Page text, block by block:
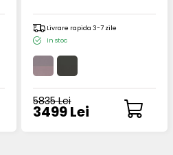
Livrare rapida 3-7 zile
In stoc
5835 Lei
3499 Lei